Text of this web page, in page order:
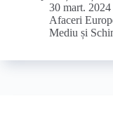
30 mart. 2024
Afaceri
Mediu și